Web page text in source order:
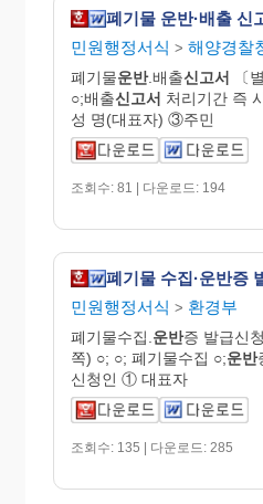
폐기물 운반·배출 신
민원행정서식 > 해양경찰
폐기물운반.배출신고서 〔
○;배출신고서 처리기간 즉
성 명(대표자) ③주민
조회수: 81 | 다운로드: 194
폐기물 수집·운반증
민원행정서식 > 환경부
폐기물수집. 운반증 발급신
쪽) ○; ○; 폐기물수집 ○;운반
신청인 ① 대표자
조회수: 135 | 다운로드: 285